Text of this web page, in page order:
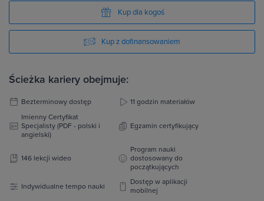
Kup dla kogoś
Kup z dofinansowaniem
Ścieżka kariery obejmuje:
Bezterminowy dostęp
11 godzin materiałów
Imienny Certyfikat
Specjalisty (PDF - polski i
angielski)
Egzamin certyfikujący
146 lekcji wideo
Program nauki
dostosowany do
początkujących
Indywidualne tempo nauki
Dostęp w aplikacji
mobilnej